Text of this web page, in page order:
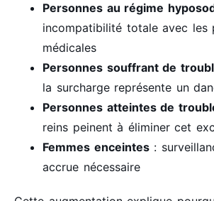
Personnes au régime
incompatibilité totale avec les
médicales
Personnes souffrant de
la surcharge représente un
Personnes atteintes de
reins peinent à éliminer cet
Femmes enceintes:
accrue nécessaire